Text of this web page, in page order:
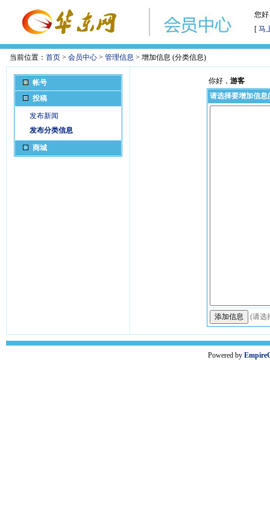
您
[ 马
当前位置： 首页 > 会员中心 > 管理信息 > 增加信息 (分类信息)
帐号
投稿
发布新闻
发布分类信息
商城
你好， 游客
请选择要增加信息
(请选
Powered by